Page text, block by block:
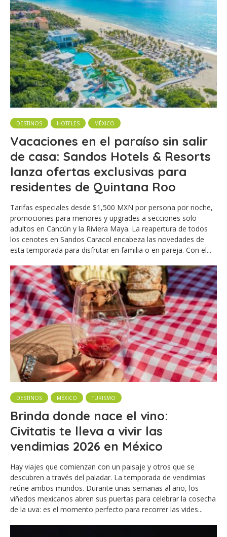
DESTINOS HOTELES MÉXICO
Vacaciones en el paraíso sin salir
de casa: Sandos Hotels & Resorts
lanza ofertas exclusivas para
residentes de Quintana Roo
Tarifas especiales desde $1,500 MXN por persona por noche,
promociones para menores y upgrades a secciones solo
adultos en Cancún y la Riviera Maya. La reapertura de todos
los cenotes en Sandos Caracol encabeza las novedades de
esta temporada para disfrutar en familia o en pareja. Con el...
DESTINOS MÉXICO TURISMO
Brinda donde nace el vino:
Civitatis te lleva a vivir las
vendimias 2026 en México
Hay viajes que comienzan con un paisaje y otros que se
descubren a través del paladar. La temporada de vendimias
reúne ambos mundos. Durante unas semanas al año, los
viñedos mexicanos abren sus puertas para celebrar la cosecha
de la uva: es el momento perfecto para recorrer las vides...